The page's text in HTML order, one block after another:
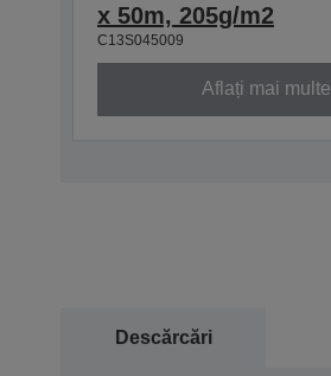
x 50m, 205g/m2
C13S045009
Aflați mai multe
Descărcări